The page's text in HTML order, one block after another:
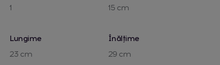
1
15 cm
Lungime
23 cm
Înălțime
29 cm